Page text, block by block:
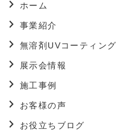
ホーム
事業紹介
無溶剤UVコーティング
展示会情報
施工事例
お客様の声
お役立ちブログ